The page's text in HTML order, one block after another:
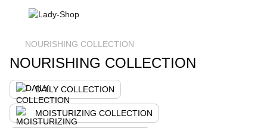
NOURISHING COLLECTION
NOURISHING COLLECTION
DAILY COLLECTION
MOISTURIZING COLLECTION